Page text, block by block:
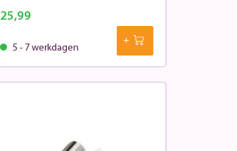
25,99
5 - 7 werkdagen